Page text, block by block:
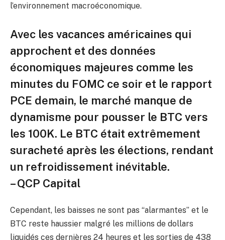
l’environnement macroéconomique.
Avec les vacances américaines qui
approchent et des données
économiques majeures comme les
minutes du FOMC ce soir et le rapport
PCE demain, le marché manque de
dynamisme pour pousser le BTC vers
les 100K. Le BTC était extrêmement
suracheté après les élections, rendant
un refroidissement inévitable.
– QCP Capital
Cependant, les baisses ne sont pas “alarmantes” et le
BTC reste haussier malgré les millions de dollars
liquidés ces dernières 24 heures et les sorties de 438